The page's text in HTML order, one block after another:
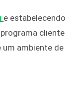
e estabelecendo
cliente
um ambiente de